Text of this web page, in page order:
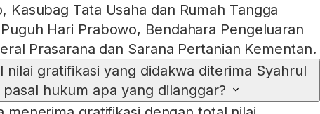
Kasubag Tata Usaha dan Rumah Tangga
Hari Prabowo, Bendahara Pengeluaran
Prasarana dan Sarana Pertanian Kementan.
nilai gratifikasi yang didakwa diterima Syahrul
pasal hukum apa yang dilanggar?